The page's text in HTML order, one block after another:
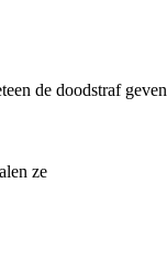
de doodstraf geven
ze